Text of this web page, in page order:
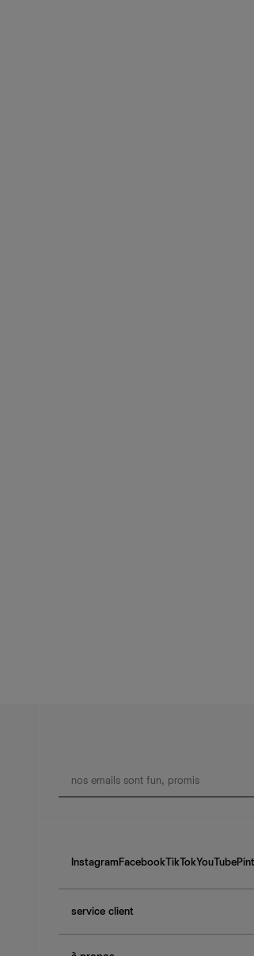
Instagram FacebookTikTokYouTube
service client